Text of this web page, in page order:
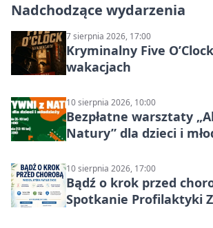
Nadchodzące wydarzenia
7 sierpnia 2026, 17:00
Kryminalny Five
wakacjach
10 sierpnia 2026, 10:00
Bezpłatne warsztaty
Natury” dla dzieci i
10 sierpnia 2026, 17:00
Bądź o krok przed
Spotkanie Profilaktyki